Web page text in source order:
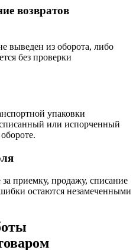
возвратов
выведен из оборота, либо
без проверки
упаковки
или испорченный
приемку, продажу, списание
остаются незамеченными